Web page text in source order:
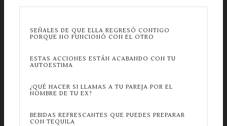
SEÑALES DE QUE ELLA REGRESÓ CONTIGO
PORQUE NO FUNCIONÓ CON EL OTRO
ESTAS ACCIONES ESTÁN ACABANDO CON TU
AUTOESTIMA
¿QUÉ HACER SI LLAMAS A TU PAREJA POR EL
NOMBRE DE TU EX?
BEBIDAS REFRESCANTES QUE PUEDES PREPARAR
CON TEQUILA